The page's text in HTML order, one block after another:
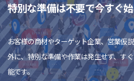
特別な準備は不要で今すぐ
お客様の商材やターゲット企業、営業仮
外に、特別な準備や作業は発生せず、す
能です。